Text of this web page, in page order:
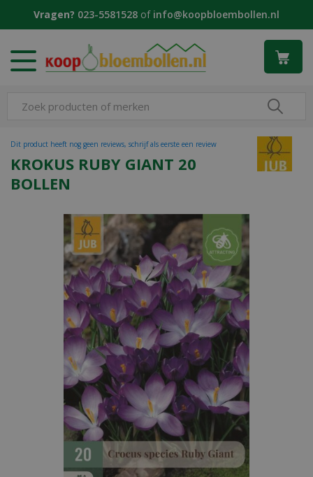
Vragen? 023-5581528 of info@koopbloembollen.nl
KROKUS RUBY GIANT 20
BOLLEN
Dit product heeft nog geen reviews, schrijf als eerste een review